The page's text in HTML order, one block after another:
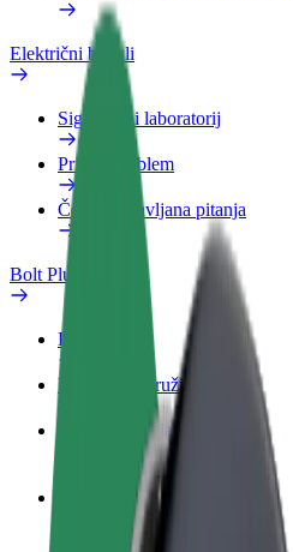
Električni bicikli
Sigurnosni laboratorij
Prijavi problem
Često postavljana pitanja
Bolt Plus
Pogodnosti
Kako se pridružiti
Često postavljana pitanja
Postani vozač
Zarađuj po vlastitim uvjetima